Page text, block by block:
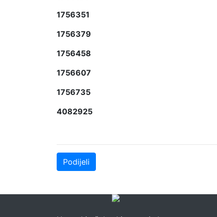
1756351
1756379
1756458
1756607
1756735
4082925
Podijeli